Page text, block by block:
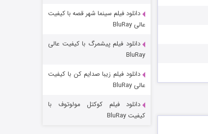
جادوگری در مغولستان
دانلود فیلم سینما شهر قصه با کیفیت
عالی BluRay
دانلود فیلم پیشمرگ با کیفیت عالی
BluRay
دانلود فیلم زیبا صدایم کن با کیفیت
عالی BluRay
دانلود فیلم کوکتل مولوتوف با
کیفیت BluRay